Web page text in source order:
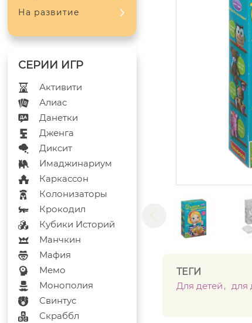
На развитие
Активити
Алиас
Данетки
Дженга
Диксит
Имаджинариум
Каркассон
Колонизаторы
Крокодил
Кубики Историй
Манчкин
Мафия
Мемо
Монополия
Свинтус
Скраббл
ТЕГИ
Для детей
для